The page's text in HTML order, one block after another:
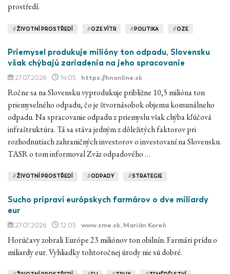
prostředí.
#ŽIVOTNÍ PROSTŘEDÍ #OZE VÍTR # POLITIKA #OZE
Priemysel produkuje milióny ton odpadu, Slovensku
však chýbajú zariadenia na jeho spracovanie
27.07.2026 14:05 https://hnonline.sk
Ročne sa na Slovensku vyprodukuje približne 10,5 milióna ton
priemyselného odpadu, čo je štvornásobok objemu komunálneho
odpadu. Na spracovanie odpadu z priemyslu však chýba kľúčová
infraštruktúra. Tá sa stáva jedným z dôležitých faktorov pri
rozhodnutiach zahraničných investorov o investovaní na Slovensku.
TASR o tom informoval Zväz odpadového …
#ŽIVOTNÍ PROSTŘEDÍ #ODPADY #STRATEGIE
Sucho pripraví európskych farmárov o dve miliardy
eur
27.07.2026 12:05 www.sme.sk, Marián Koreň
Horúčavy zobrali Európe 23 miliónov ton obilnín. Farmári prídu o
miliardy eur. Vyhliadky tohtoročnej úrody nie sú dobré.